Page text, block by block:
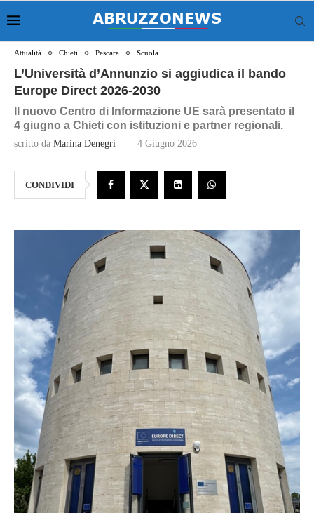
Attualità Chieti Pescara Scuola
L’Università d’Annunzio si aggiudica il bando
Europe Direct 2026‑2030
Il nuovo Centro di Informazione UE sarà presentato il
4 giugno a Chieti con istituzioni e partner regionali.
scritto da Marina Denegri 4 Giugno 2026
CONDIVIDI